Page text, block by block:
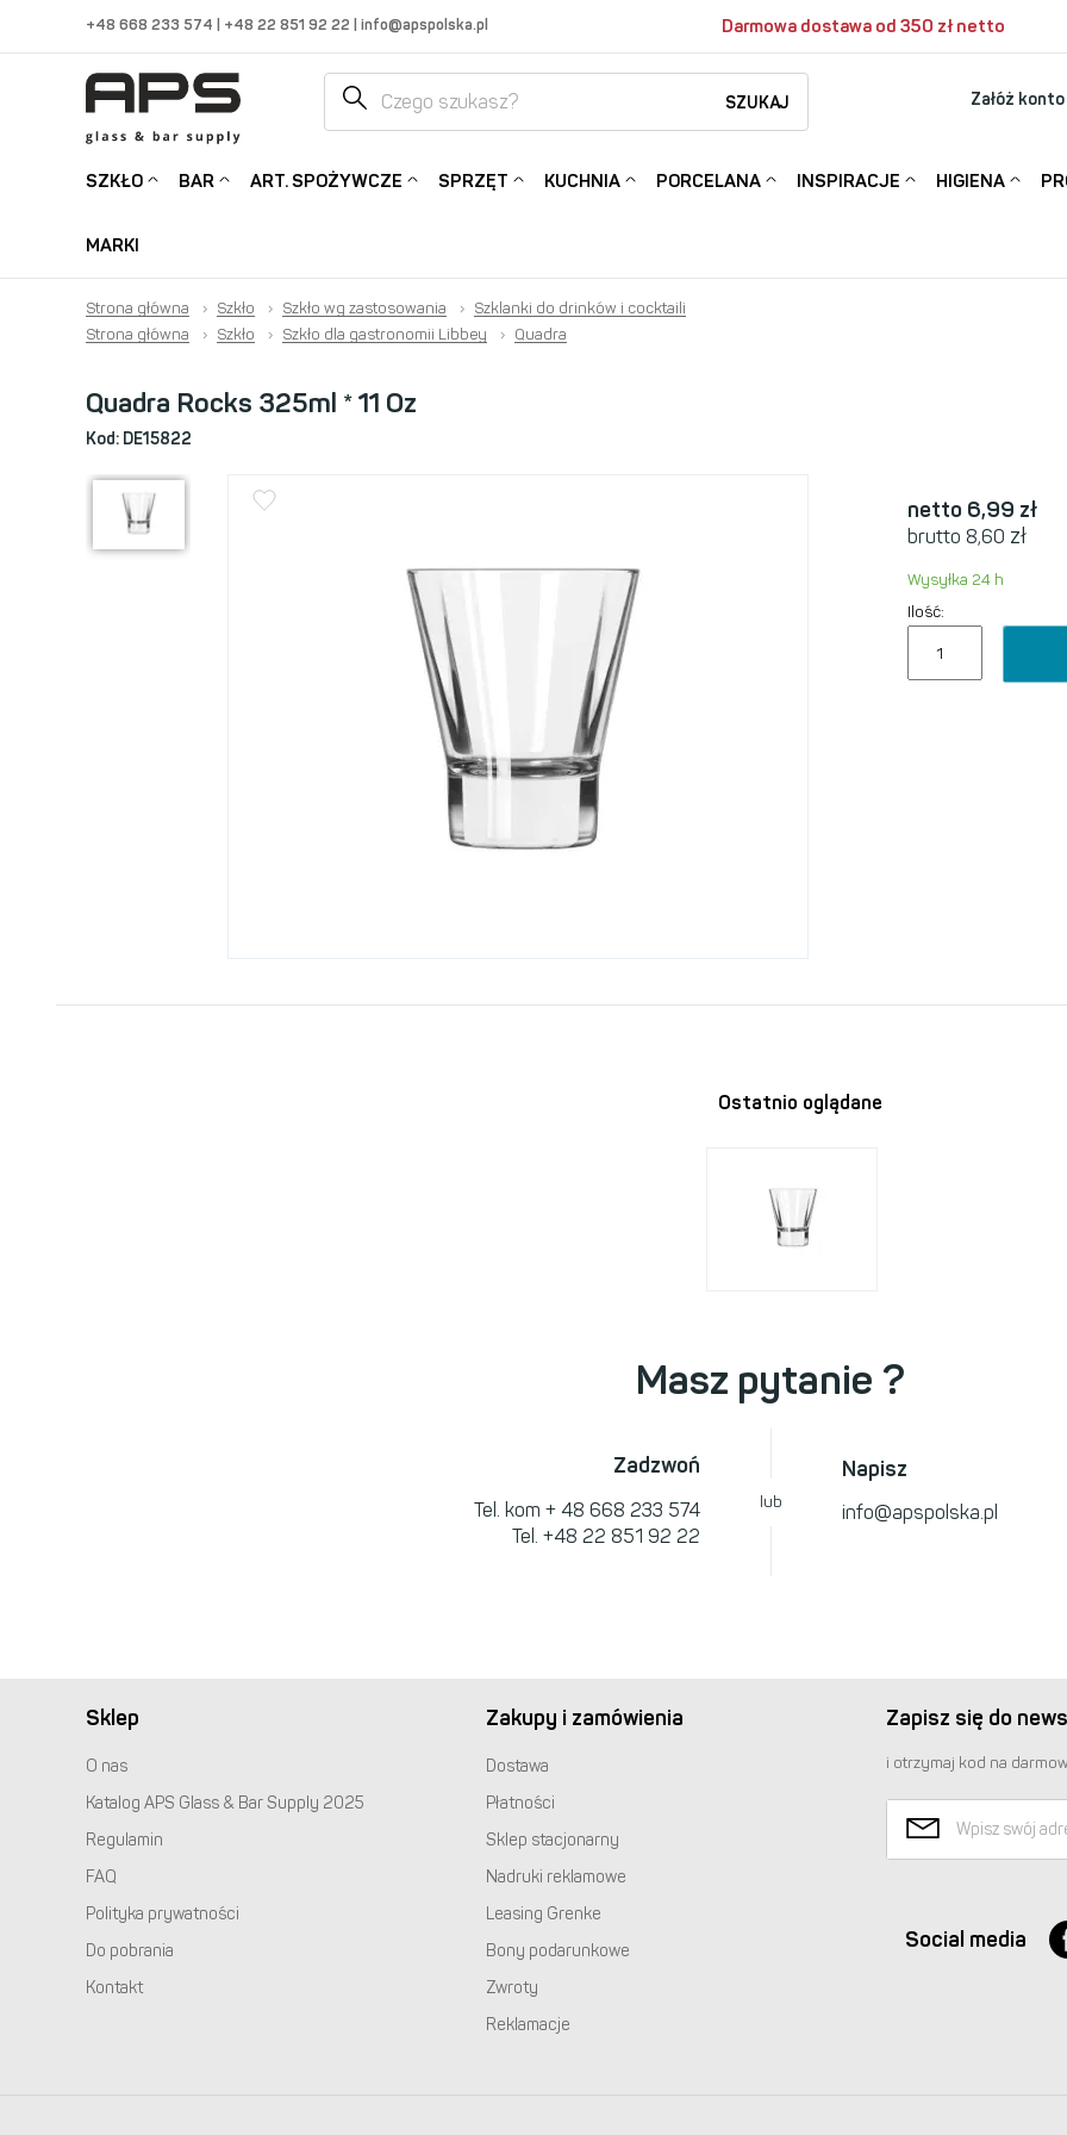
+48 668 233 574 | +48 22 851 92 22 | info@apspolska.pl Darmowa dostawa od 350 zł netto
SZUKAJ Załóż konto
SZKŁO BAR ART. SPOŻYWCZE SPRZĘT KUCHNIA PORCELANA INSPIRACJE HIGIENA
MARKI
Strona główna › Szkło › Szkło wg zastosowania › Szklanki do drinków i cocktaili
Strona główna
› Szkło › Szkło dla gastronomii Libbey › Quadra
Quadra Rocks 325ml * 11 Oz
Kod: DE15822
netto 6,99 zł
brutto 8,60 zł
Wysyłka 24 h
Ilość:
Ostatnio oglądane
Masz pytanie ?
Zadzwoń
Tel. kom + 48 668 233 574
Tel. +48 22 851 92 22
lub
Napisz
info@apspolska.pl
Sklep
O nas
Katalog APS Glass & Bar Supply 2025
Regulamin
FAQ
Polityka prywatności
Do pobrania
Kontakt
Zakupy i zamówienia
Dostawa
Płatności
Sklep stacjonarny
Nadruki reklamowe
Leasing Grenke
Bony podarunkowe
Zwroty
Reklamacje
Zapisz się do
i otrzymaj kod na
Social media